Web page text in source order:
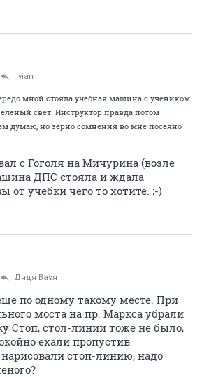
livian
мной стояла учебная машина с учеником
свет. Инструктор правда потом
думаю, но зерно сомнения во мне посеяно
с Гоголя на Мичурина (возле
ДПС стояла и ждала
от учебки чего то хотите. ;-)
Дядя Ваsя
по одному такому месте. При
моста на пр. Маркса убрали
Стоп, стол-линии тоже не было,
ехали пропустив
стоп-линию, надо